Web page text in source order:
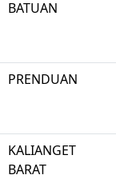
BATUAN
PRENDUAN
KALIANGET
BARAT